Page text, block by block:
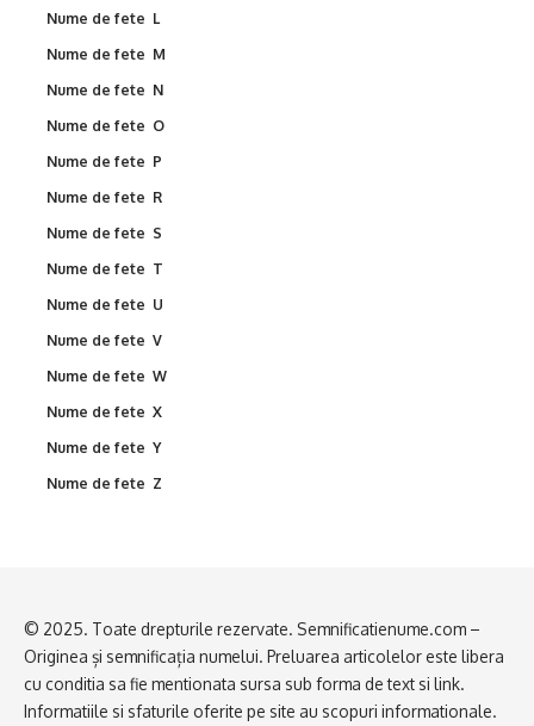
Nume de fete L
Nume de fete M
Nume de fete N
Nume de fete O
Nume de fete P
Nume de fete R
Nume de fete S
Nume de fete T
Nume de fete U
Nume de fete V
Nume de fete W
Nume de fete X
Nume de fete Y
Nume de fete Z
© 2025. Toate drepturile rezervate. Semnificatienume.com –
Originea și semnificația numelui. Preluarea articolelor este libera
cu conditia sa fie mentionata sursa sub forma de text si link.
Informatiile si sfaturile oferite pe site au scopuri informationale.